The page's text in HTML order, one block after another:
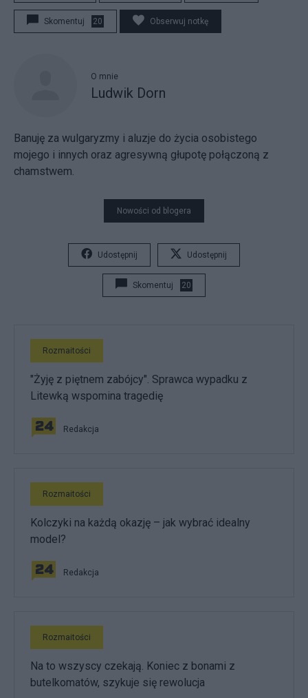
Skomentuj 20 Obserwuj notkę
O mnie
Ludwik Dorn
Banuję za wulgaryzmy i aluzje do życia osobistego
mojego i innych oraz agresywną głupotę połączoną z
chamstwem.
Nowości od blogera
Udostępnij Udostępnij
Skomentuj 20
Rozmaitości
"Żyję z piętnem zabójcy". Sprawca wypadku z
Litewką wspomina tragedię
Redakcja
Rozmaitości
Kolczyki na każdą okazję – jak wybrać idealny
model?
Redakcja
Rozmaitości
Na to wszyscy czekają. Koniec z bonami z
butelkomatów, szykuje się rewolucja